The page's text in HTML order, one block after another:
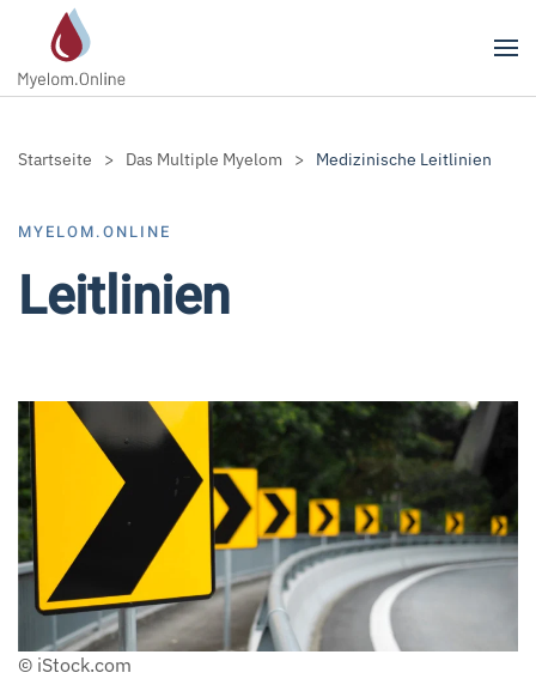
Zum Hauptinhalt springen
Startseite Das Multiple Myelom Medizinische Leitlinien
MYELOM.ONLINE
Leitlinien
© iStock.com